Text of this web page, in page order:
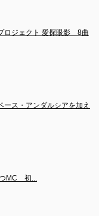
ロジェクト 愛探眼影　8曲
ース・アンダルシアを加え
MC　初...